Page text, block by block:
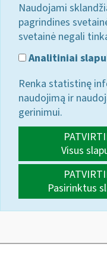
Naudojami
pagrindines
svetainė negali
Analitiniai
Renka statistinę
naudojimą ir
gerinimui.
Visus
Pasirinktus